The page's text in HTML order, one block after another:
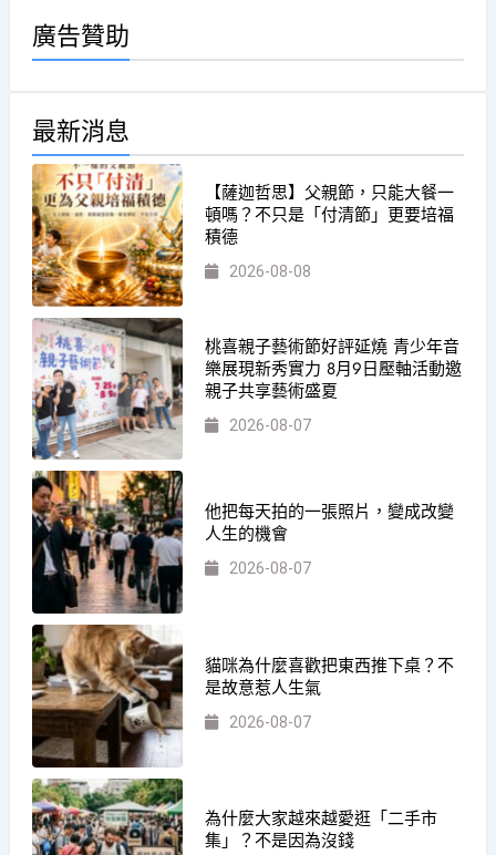
廣告贊助
最新消息
【薩迦哲思】父親節，只能大餐一
頓嗎？不只是「付清節」更要培福
積德
2026-08-08
桃喜親子藝術節好評延燒 青少年音
樂展現新秀實力 8月9日壓軸活動邀
親子共享藝術盛夏
2026-08-07
他把每天拍的一張照片，變成改變
人生的機會
2026-08-07
貓咪為什麼喜歡把東西推下桌？不
是故意惹人生氣
2026-08-07
為什麼大家越來越愛逛「二手市
集」？不是因為沒錢